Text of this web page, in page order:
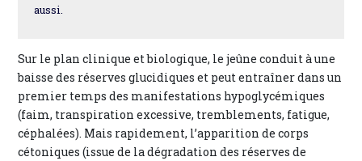
aussi.
Sur le plan clinique et biologique, le jeûne conduit à une
baisse des réserves glucidiques et peut entraîner dans un
premier temps des manifestations hypoglycémiques
(faim, transpiration excessive, tremblements, fatigue,
céphalées). Mais rapidement, l’apparition de corps
cétoniques (issue de la dégradation des réserves de